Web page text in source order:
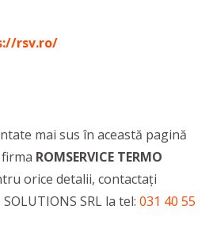
rsv.ro/
mai sus în această pagină
ROMSERVICE TERMO
orice detalii, contactaţi
SOLUTIONS SRL la tel: 031 40 55